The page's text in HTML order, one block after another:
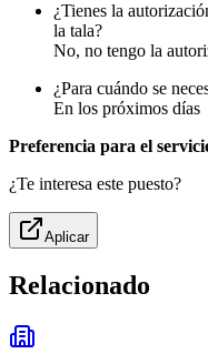
¿Tienes la
la tala?
No, no tengo la
¿Para cuándo se
En los próximos días
Preferencia para el
¿Te interesa este puesto?
Aplicar
Relacionado